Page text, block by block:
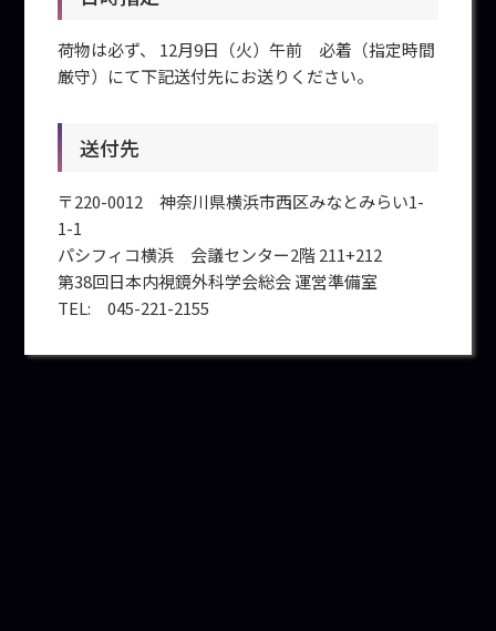
荷物は必ず、 12月9日（火）午前 必着（指定時間
厳守）にて下記送付先にお送りください。
送付先
〒220-0012 神奈川県横浜市西区みなとみらい1-
1-1
パシフィコ横浜 会議センター2階 211+212
第38回日本内視鏡外科学会総会 運営準備室
TEL: 045-221-2155